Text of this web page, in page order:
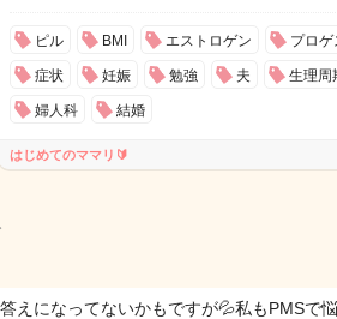
ピル BMI エストロゲン プロゲ
症状 妊娠 勉強 夫 生理周
婦人科 結婚
はじめてのママリ🔰
えになってないかもですが💦私もPMSで